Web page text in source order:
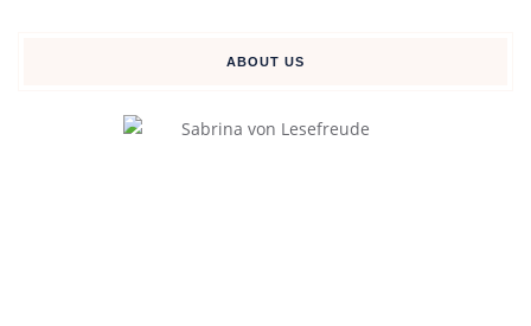
ABOUT US